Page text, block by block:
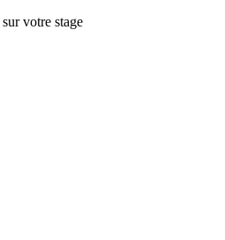
sur votre stage